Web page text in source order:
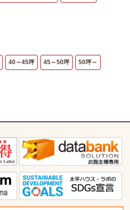
40～45坪 45～50坪 50坪～